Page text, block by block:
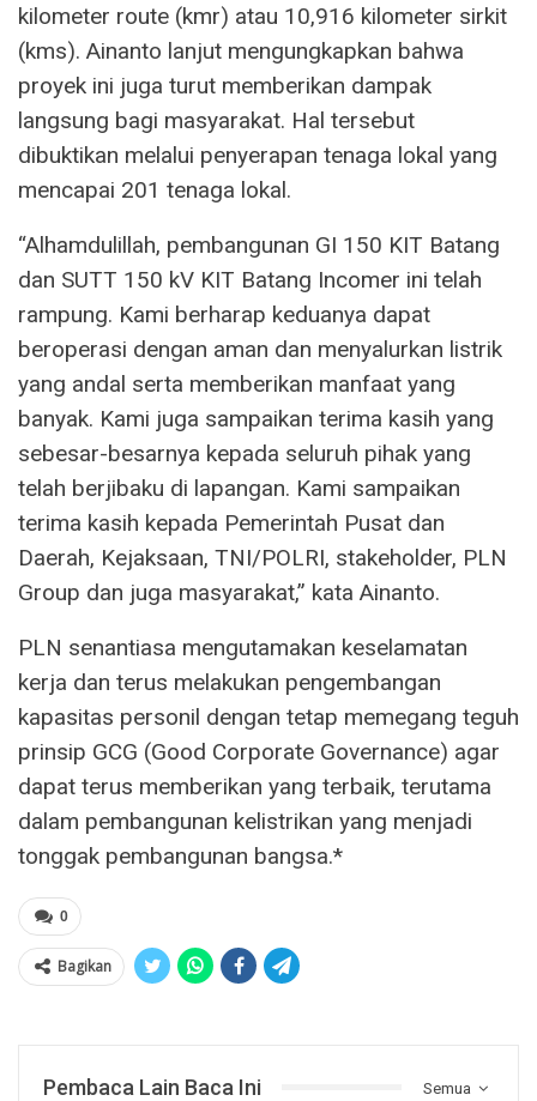
kilometer route (kmr) atau 10,916 kilometer sirkit
(kms). Ainanto lanjut mengungkapkan bahwa
proyek ini juga turut memberikan dampak
langsung bagi masyarakat. Hal tersebut
dibuktikan melalui penyerapan tenaga lokal yang
mencapai 201 tenaga lokal.
“Alhamdulillah, pembangunan GI 150 KIT Batang
dan SUTT 150 kV KIT Batang Incomer ini telah
rampung. Kami berharap keduanya dapat
beroperasi dengan aman dan menyalurkan listrik
yang andal serta memberikan manfaat yang
banyak. Kami juga sampaikan terima kasih yang
sebesar-besarnya kepada seluruh pihak yang
telah berjibaku di lapangan. Kami sampaikan
terima kasih kepada Pemerintah Pusat dan
Daerah, Kejaksaan, TNI/POLRI, stakeholder, PLN
Group dan juga masyarakat,” kata Ainanto.
PLN senantiasa mengutamakan keselamatan
kerja dan terus melakukan pengembangan
kapasitas personil dengan tetap memegang teguh
prinsip GCG (Good Corporate Governance) agar
dapat terus memberikan yang terbaik, terutama
dalam pembangunan kelistrikan yang menjadi
tonggak pembangunan bangsa.*
0
Bagikan
Semua
Pembaca Lain Baca Ini